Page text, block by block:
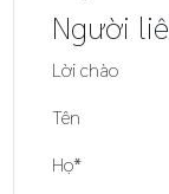
Người
Lời chào
Tên
Họ*